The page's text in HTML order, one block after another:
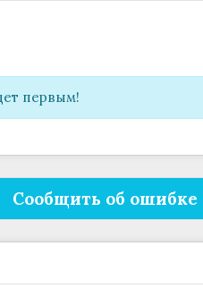
первым!
Сообщить об ошибке